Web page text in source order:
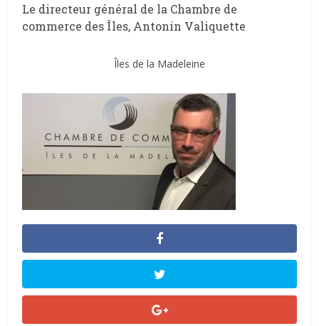
Le directeur général de la Chambre de
commerce des Îles, Antonin Valiquette
Îles de la Madeleine